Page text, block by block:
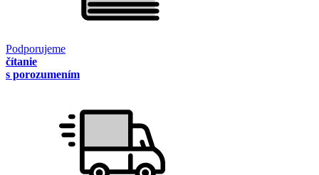
Podporujeme
čítanie
s porozumením